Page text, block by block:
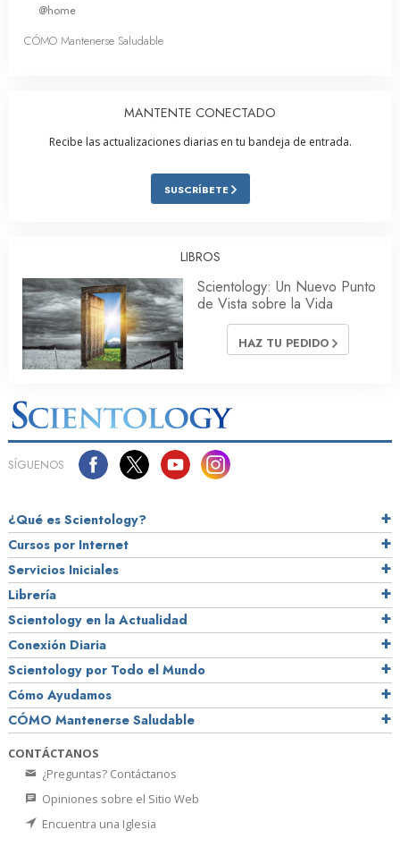
@home
CÓMO Mantenerse Saludable
MANTENTE CONECTADO
Recibe las actualizaciones diarias en tu bandeja de entrada.
SUSCRÍBETE
LIBROS
Scientology: Un Nuevo Punto
de Vista sobre la Vida
HAZ TU PEDIDO
SÍGUENOS
¿Qué es Scientology?
Cursos por Internet
Servicios Iniciales
Librería
Scientology en la Actualidad
Conexión Diaria
Scientology por Todo el Mundo
Cómo Ayudamos
CÓMO Mantenerse Saludable
CONTÁCTANOS
¿Preguntas? Contáctanos
Opiniones sobre el Sitio Web
Encuentra una Iglesia